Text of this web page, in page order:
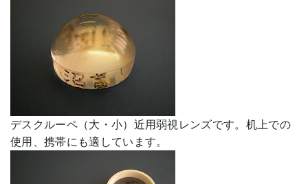
デスクルーペ（大・小）近用弱視レンズです。机上での
使用、携帯にも適しています。